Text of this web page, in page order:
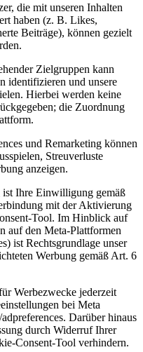
die mit unseren Inhalten
haben (z. B. Likes,
Beiträge), können gezielt
Zielgruppen kann
identifizieren und unsere
Hierbei werden keine
die Zuordnung
und Remarketing können
Streuverluste
anzeigen.
ist Ihre Einwilligung gemäß
mit der Aktivierung
Tool. Im Hinblick auf
auf den Meta-Plattformen
ist Rechtsgrundlage unser
Werbung gemäß Art. 6
Werbezwecke jederzeit
bei Meta
Darüber hinaus
durch Widerruf Ihrer
Consent-Tool verhindern.